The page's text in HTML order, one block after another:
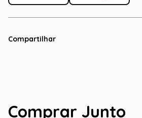
Compartilhar
Comprar Junto